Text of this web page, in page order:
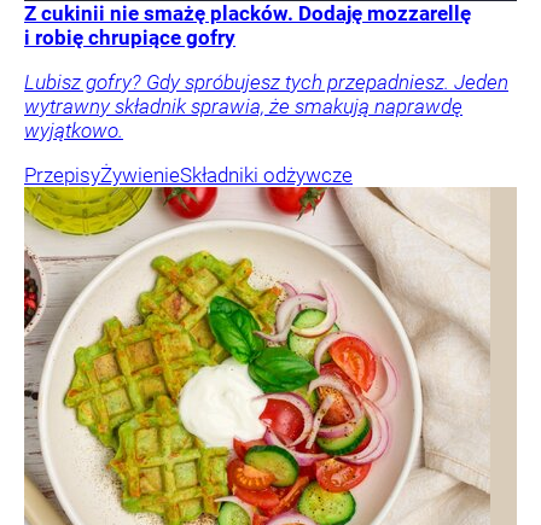
Z cukinii nie smażę placków. Dodaję mozzarellę
i robię chrupiące gofry
Lubisz gofry? Gdy spróbujesz tych przepadniesz. Jeden
wytrawny składnik sprawia, że smakują naprawdę
wyjątkowo.
PrzepisyŻywienieSkładniki odżywcze